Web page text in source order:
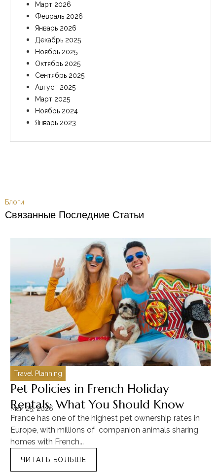
Март 2026
Февраль 2026
Январь 2026
Декабрь 2025
Ноябрь 2025
Октябрь 2025
Сентябрь 2025
Август 2025
Март 2025
Ноябрь 2024
Январь 2023
Блоги
Связанные Последние Статьи
Travel Planning
Pet Policies in French Holiday
Rentals: What You Should Know
Май 25, 2026
France has one of the highest pet ownership rates in
Europe, with millions of companion animals sharing
homes with French...
ЧИТАТЬ БОЛЬШЕ